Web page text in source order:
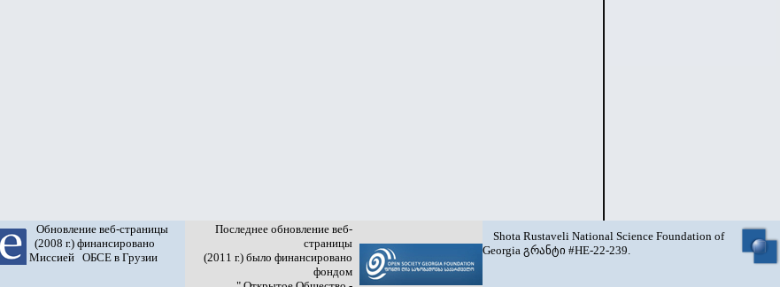
Обновление веб-страницы
(2008 г.) финансировано
Миссией ОБСЕ в Грузии
Последнее обновление веб-
страницы
(2011 г.) было финансировано
фондом
Shota Rustaveli National Science Foundation of
Georgia გრანტი #HE-22-239.